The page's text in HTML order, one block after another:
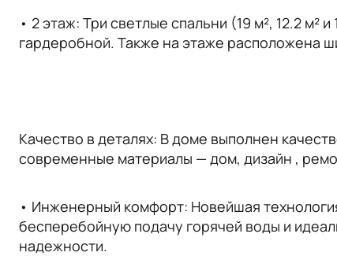
• 2 этаж: Три светлые спальни (19 м², 12.2 м²
гардеробной. Также на этаже расположена
Качество в деталях: В доме выполнен
современные материалы — дом, дизайн ,
• Инженерный комфорт: Новейшая
бесперебойную подачу горячей воды и
надежности.